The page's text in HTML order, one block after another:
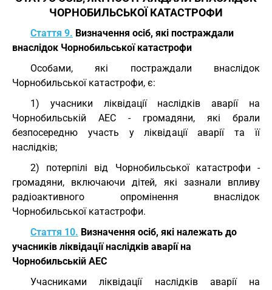
ЧОРНОБИЛЬСЬКОЇ КАТАСТРОФИ
Стаття 9. Визначення осіб, які постраждали
внаслідок Чорнобильської катастрофи
Особами, які постраждали внаслідок
Чорнобильської катастрофи, є:
1) учасники ліквідації наслідків аварії на
Чорнобильській АЕС - громадяни, які брали
безпосередню участь у ліквідації аварії та її
наслідків;
2) потерпілі від Чорнобильської катастрофи -
громадяни, включаючи дітей, які зазнали впливу
радіоактивного опромінення внаслідок
Чорнобильської катастрофи.
Стаття 10. Визначення осіб, які належать до
учасників ліквідації наслідків аварії на
Чорнобильській АЕС
Учасниками ліквідації наслідків аварії на